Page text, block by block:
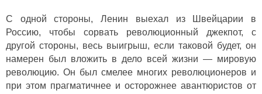
С одной стороны, Ленин выехал из Швейцарии в
Россию, чтобы сорвать революционный джекпот, с
другой стороны, весь выигрыш, если таковой будет, он
намерен был вложить в дело всей жизни — мировую
революцию. Он был смелее многих революционеров и
при этом прагматичнее и осторожнее авантюристов от